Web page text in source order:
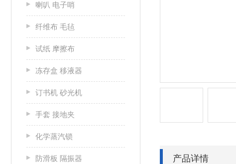
喇叭 电子哨
纤维布 毛毡
试纸 摩擦布
冻存盒 移液器
订书机 砂光机
手套 接地夹
化学蒸汽锁
防滑板 隔振器 产品详情